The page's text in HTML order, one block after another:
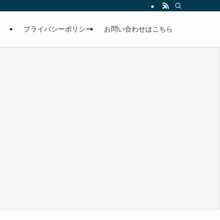
プライバシーポリシー お問い合わせはこちら